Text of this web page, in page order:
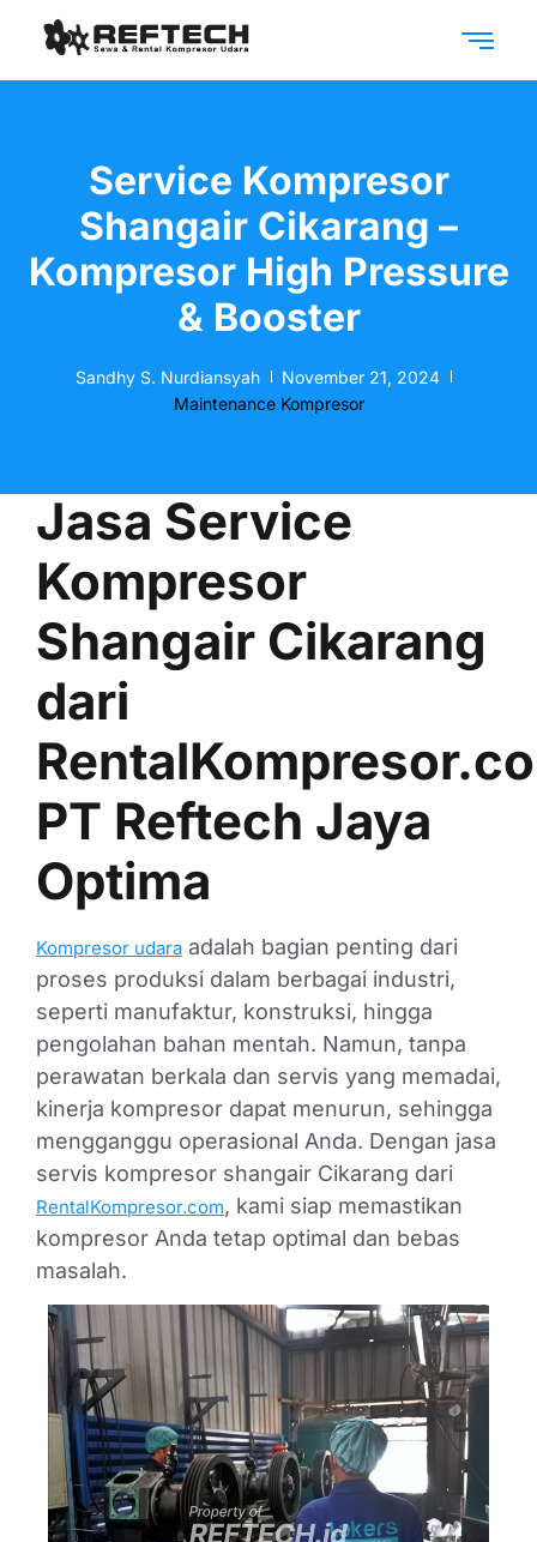
Service Kompresor
Shangair Cikarang –
Kompresor High Pressure
& Booster
Sandhy S. Nurdiansyah
November 21, 2024
Maintenance Kompresor
Jasa Service
Kompresor
Shangair Cikarang
dari
PT Reftech Jaya
Optima
Kompresor udara adalah bagian penting dari
proses produksi dalam berbagai industri,
seperti manufaktur, konstruksi, hingga
pengolahan bahan mentah. Namun, tanpa
perawatan berkala dan servis yang memadai,
kinerja kompresor dapat menurun, sehingga
mengganggu operasional Anda. Dengan jasa
servis kompresor shangair Cikarang dari
RentalKompresor.com, kami siap memastikan
kompresor Anda tetap optimal dan bebas
masalah.